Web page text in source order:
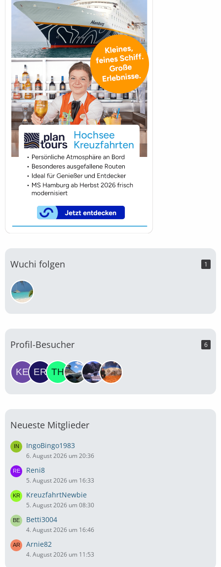
Wuchi folgen 1
Profil-Besucher 6
Neueste Mitglieder
IngoBingo1983
6. August 2026 um 20:36
Reni8
5. August 2026 um 16:33
KreuzfahrtNewbie
5. August 2026 um 08:30
Betti3004
4. August 2026 um 16:46
Arnie82
4. August 2026 um 11:53